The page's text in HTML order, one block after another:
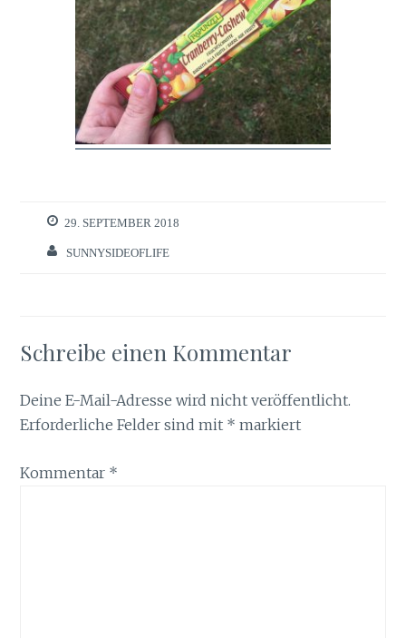
29. SEPTEMBER 2018
SUNNYSIDEOFLIFE
Schreibe einen Kommentar
Deine E-Mail-Adresse wird nicht veröffentlicht.
Erforderliche Felder sind mit * markiert
Kommentar *